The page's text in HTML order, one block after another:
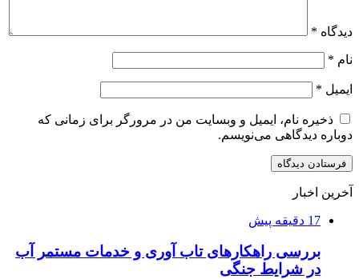
دیدگاه *
نام *
ایمیل *
ذخیره نام، ایمیل و وبسایت من در مرورگر برای زمانی که
دوباره دیدگاهی می‌نویسم.
آخرین اخبار
17 دقیقه پیش
بررسی راهکارهای تاب آوری و خدمات مستمر آب
در شرایط جنگی